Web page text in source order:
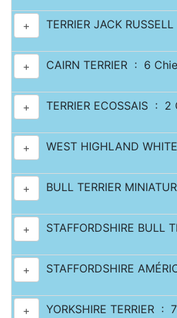
+ TERRIER JACK
+ CAIRN TERRIER : 6
+ TERRIER ECOSSAIS : 2
+ WEST HIGHLAND
+ BULL TERRIER
+ STAFFORDSHIRE BULL
+ STAFFORDSHIRE
+ YORKSHIRE TERRIER :